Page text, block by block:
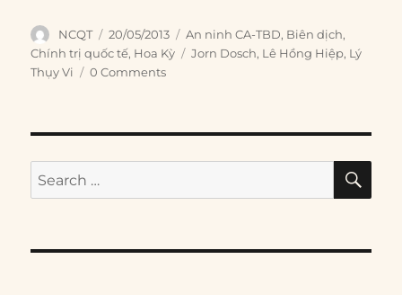
Author
NCQT
Posted
on
20/05/2013 Categories
An ninh CA-TBD, Biên dịch,
Chính trị quốc tế, Hoa Kỳ Tags
Jorn Dosch, Lê Hồng Hiệp, Lý
Thụy Vi
0 Comments
Search
for: